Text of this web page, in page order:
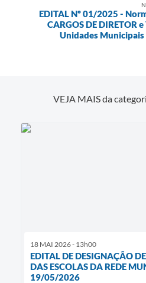
EDITAL Nº 01/2025 -
CARGOS DE DIRETOR
Unidades
VEJA MAIS da
18 MAI 2026 - 13h00
EDITAL DE DESIGNAÇÃO
DAS ESCOLAS DA REDE
19/05/2026